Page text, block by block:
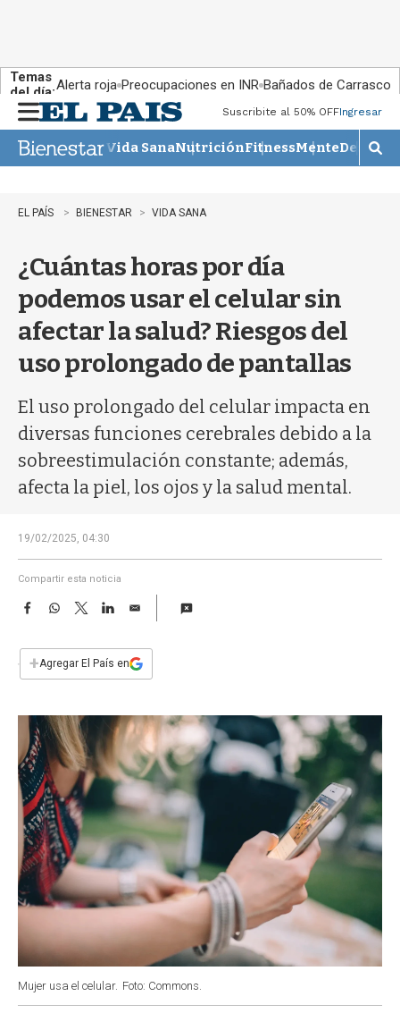
Temas
del día:Alerta roja Preocupaciones en INR Bañados de Carrasco
n
u
Suscribite al 50% OFFIngresar
Vida SanaNutriciónFitnessMente
M
o
EL PAÍS BIENESTAR VIDA SANA
¿Cuántas horas por día
podemos usar el celular sin
afectar la salud? Riesgos del
uso prolongado de pantallas
El uso prolongado del celular impacta en
diversas funciones cerebrales debido a la
sobreestimulación constante; además,
afecta la piel, los ojos y la salud mental.
19/02/2025, 04:30
Compartir esta noticia
F
e
b
k
W
s
p
T
w
t
L
n
E
i
l
+Agregar El País en
Mujer usa el celular. Foto: Commons.